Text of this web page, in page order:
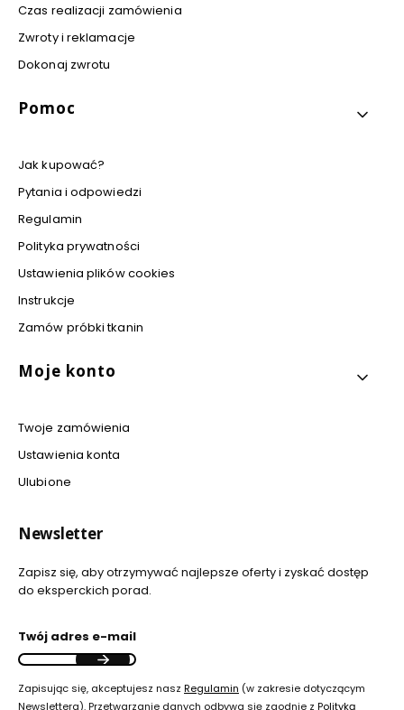
Czas realizacji zamówienia
Zwroty i reklamacje
Dokonaj zwrotu
Pomoc
Jak kupować?
Pytania i odpowiedzi
Regulamin
Polityka prywatności
Ustawienia plików cookies
Instrukcje
Zamów próbki tkanin
Moje konto
Twoje zamówienia
Ustawienia konta
Ulubione
Newsletter
Zapisz się, aby otrzymywać najlepsze oferty i zyskać dostęp
do eksperckich porad.
Twój adres e-mail
Zapisując się, akceptujesz nasz Regulamin (w zakresie dotyczącym
Newslettera). Przetwarzanie danych odbywa się zgodnie z Polityką